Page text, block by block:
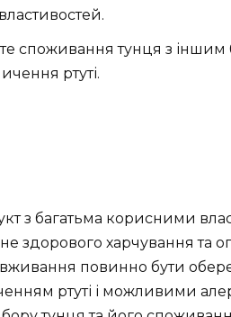
споживання тунця з іншим
ртуті.
з багатьма корисними
здорового харчування та
вживання повинно бути
ртуті і можливими